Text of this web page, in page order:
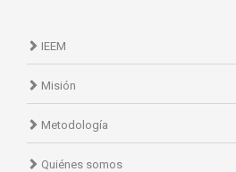
IEEM
Misión
Metodología
Quiénes somos